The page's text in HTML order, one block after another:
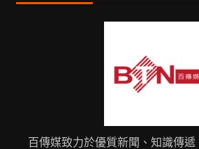
百傳媒致力於優質新聞、知識傳